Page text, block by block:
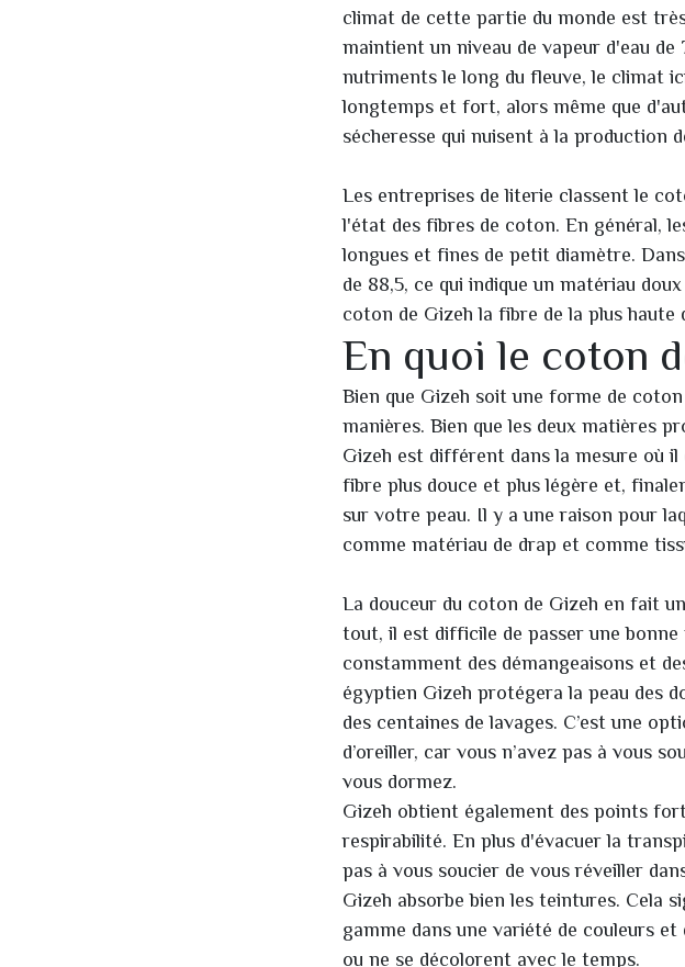
climat de cette partie du monde est
maintient un niveau de vapeur d'eau
nutriments le long du fleuve, le climat
longtemps et fort, alors même que
sécheresse qui nuisent à la production
Les entreprises de literie classent le
l'état des fibres de coton. En général,
longues et fines de petit diamètre.
de 88,5, ce qui indique un matériau
coton de Gizeh la fibre de la plus
En quoi le coton
Bien que Gizeh soit une forme de
manières. Bien que les deux matières
Gizeh est différent dans la mesure où
fibre plus douce et plus légère et,
sur votre peau. Il y a une raison pour
comme matériau de drap et comme
La douceur du coton de Gizeh en fait
tout, il est difficile de passer une
constamment des démangeaisons et
égyptien Gizeh protégera la peau des
des centaines de lavages. C’est une
d’oreiller, car vous n’avez pas à vous
vous dormez.
Gizeh obtient également des points
respirabilité. En plus d'évacuer la
pas à vous soucier de vous réveiller
Gizeh absorbe bien les teintures. Cela
gamme dans une variété de couleurs
ou ne se décolorent avec le temps.